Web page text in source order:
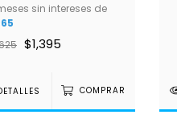
sin intereses de
$1,395
COMPRAR